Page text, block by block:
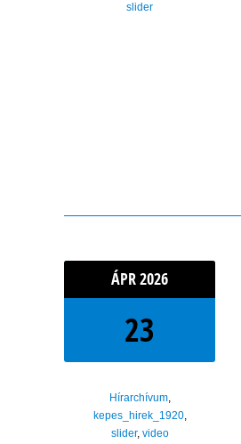
slider
ÁPR2026
23
Hírarchívum,
kepes_hirek_1920,
slider, video